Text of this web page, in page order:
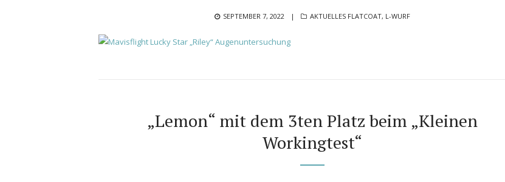
POSTED
SEPTEMBER 7, 2022 CATEGORIES
AKTUELLES FLATCOAT, L-WURF
„Lemon“ mit dem 3ten Platz beim „Kleinen
Workingtest“